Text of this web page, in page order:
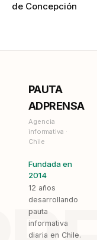
de Concepción
PAUTA
ADPRENSA
Agencia
informativa ·
Chile
Fundada en
2014
12 años
desarrollando
pauta
informativa
diaria en Chile.